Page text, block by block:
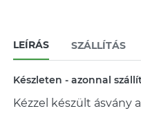
LEÍRÁS SZÁLLÍTÁS
Készleten - azonnal
Kézzel készült ásvány